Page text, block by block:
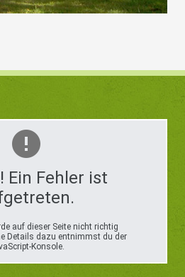
Ein Fehler ist
auf dieser Seite nicht richtig
Details dazu entnimmst du der
Konsole.